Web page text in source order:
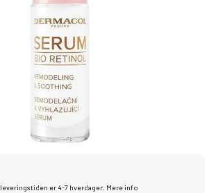
er 4-7 hverdager. Mere info